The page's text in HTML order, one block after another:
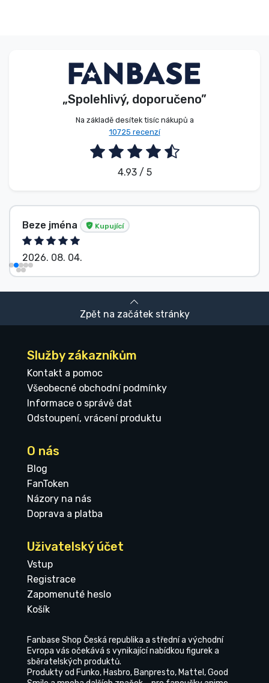
„Spolehlivý, doporučeno”
Na základě desítek tisíc nákupů a
10725 recenzí
4.93 / 5
Beze jména Kupující
2026. 08. 04.
Zpět na začátek stránky
Služby zákazníkům
Kontakt a pomoc
Všeobecné obchodní podmínky
Informace o správě dat
Odstoupení, vrácení produktu
O nás
Blog
FanToken
Názory na nás
Doprava a platba
Uživatelský účet
Vstup
Registrace
Zapomenuté heslo
Košík
Fanbase Shop Česká republika a střední a východní
Evropa vás očekává s vynikající nabídkou figurek a
sběratelských produktů.
Produkty od Funko, Hasbro, Banpresto, Mattel, Good